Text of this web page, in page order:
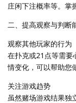
庄闲下注概率等。掌
二、提高观察与判断
观察其他玩家的行为
在扑克或21点等需要
情变化，可以帮助您
关注游戏趋势
虽然赌场游戏结果独